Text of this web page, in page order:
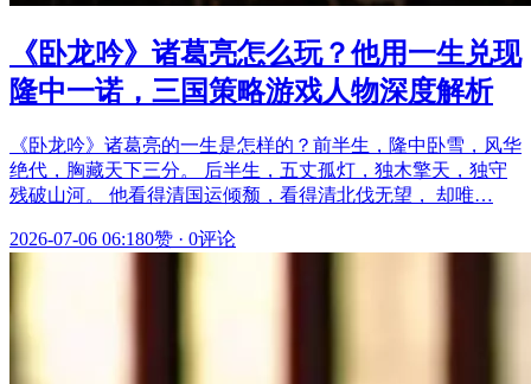
《卧龙吟》诸葛亮怎么玩？他用一生兑现
隆中一诺，三国策略游戏人物深度解析
《卧龙吟》诸葛亮的一生是怎样的？前半生，隆中卧雪，风华
绝代，胸藏天下三分。 后半生，五丈孤灯，独木擎天，独守
残破山河。 他看得清国运倾颓，看得清北伐无望， 却唯…
2026-07-06 06:180赞 · 0评论